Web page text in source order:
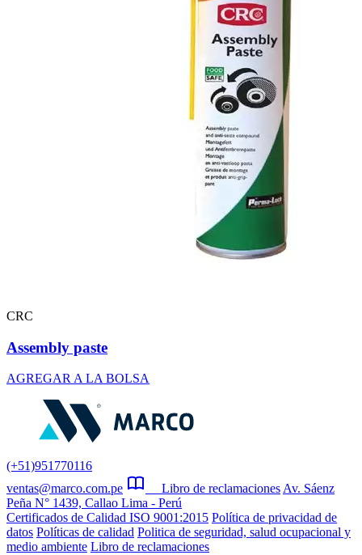
CRC
Assembly paste
AGREGAR A LA BOLSA
(+51)951770116
ventas@marco.com.pe
Libro de reclamaciones Av. Sáenz
Peña N° 1439, Callao Lima - Perú
Certificados de Calidad ISO 9001:2015 Política de privacidad de
datos Políticas de calidad Politica de seguridad, salud ocupacional y
medio ambiente Libro de reclamaciones